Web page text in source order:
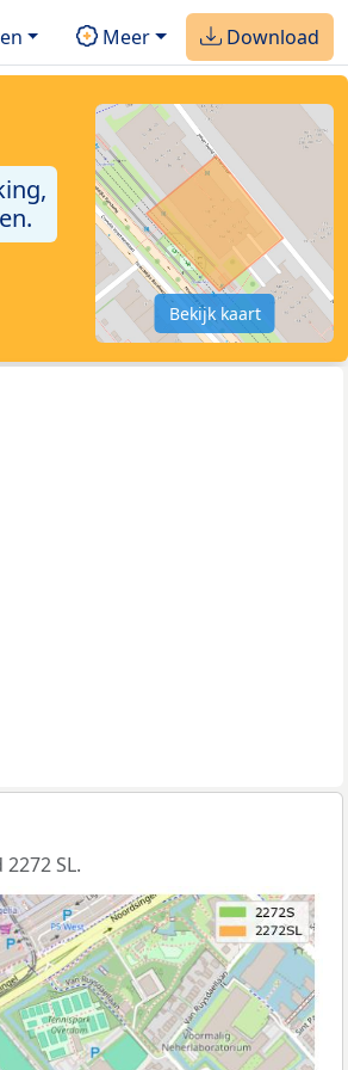
Meer Download
Bekijk kaart
SL.